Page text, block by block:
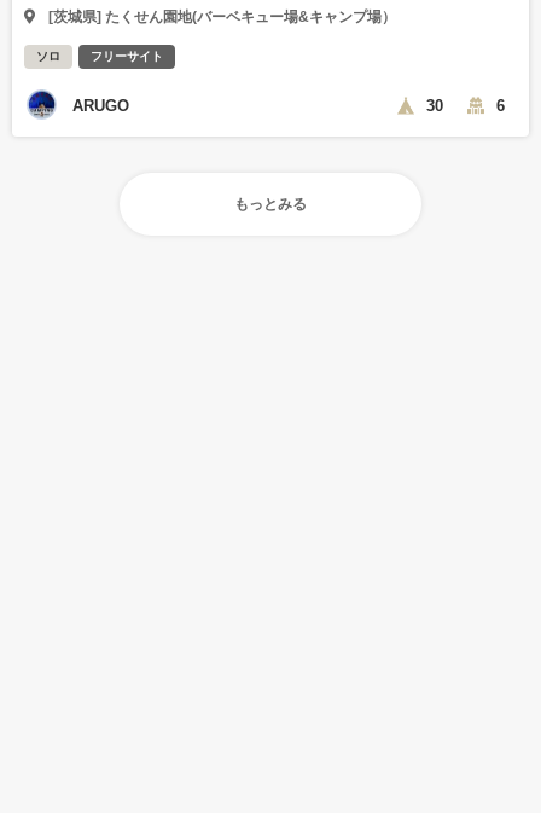
[茨城県] たくせん園地(バーベキュー場&キャンプ場）
ソロ フリーサイト
ARUGO 30 6
もっとみる